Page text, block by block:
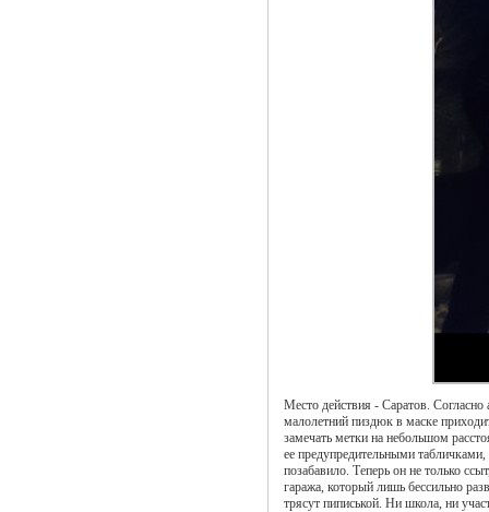
Место действия - Саратов.
малолетний пиздюк в маске
замечать метки на небольшом
ее предупредительными
позабавило. Теперь он не только
гаража, который лишь бессильно
трясут пиписькой. Ни школа, ни